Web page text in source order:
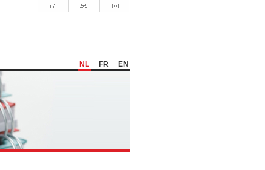
NL FR EN